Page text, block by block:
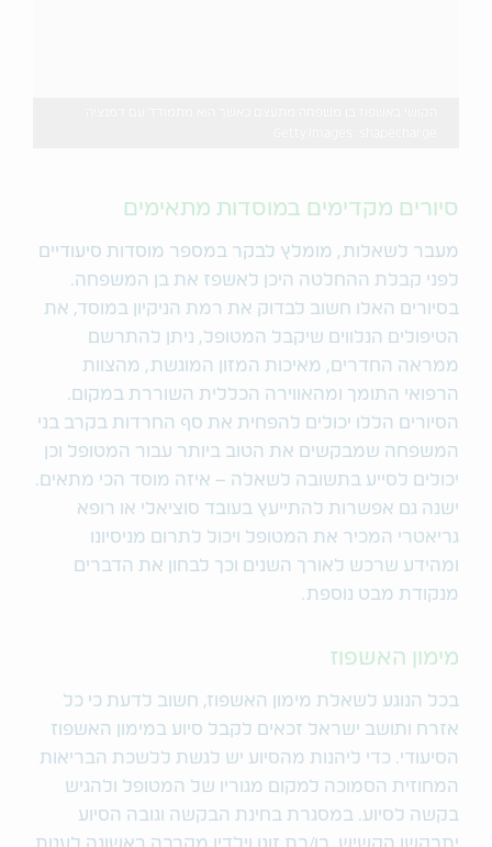
סיורים מקדימים במוסדות מתאימים
מעבר לשאלות, מומלץ לבקר במספר מוסדות סיעודיים
לפני קבלת ההחלטה היכן לאשפז את בן המשפחה.
בסיורים האלו חשוב לבדוק את רמת הניקיון במוסד, את
הטיפולים הנלווים שיקבל המטופל, ניתן להתרשם
ממראה החדרים, מאיכות המזון המוגשת, מהצוות
הרפואי התומך ומהאווירה הכללית השוררת במקום.
הסיורים הללו יכולים להפחית את סף החרדות בקרב בני
המשפחה שמבקשים את הטוב ביותר עבור המטופל וכן
יכולים לסייע בתשובה לשאלה – איזה מוסד הכי מתאים.
ישנה גם אפשרות להתייעץ בעובד סוציאלי או רופא
גריאטרי המכיר את המטופל ויכול לתרום מניסיונו
ומהידע שרכש לאורך השנים וכך לבחון את הדברים
מנקודת מבט נוספת.
מימון האשפוז
בכל הנוגע לשאלת מימון האשפוז, חשוב לדעת כי כל
אזרח ותושב ישראל זכאים לקבל סיוע במימון האשפוז
הסיעודי. כדי ליהנות מהסיוע יש לגשת ללשכת הבריאות
המחוזית הסמוכה למקום מגוריו של המטופל ולהגיש
בקשה לסיוע. במסגרת בחינת הבקשה וגובה הסיוע